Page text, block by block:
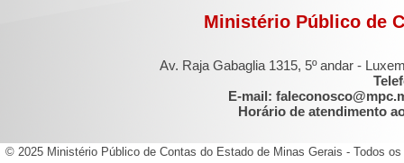
Ministério Público de
Av. Raja Gabaglia 1315, 5º andar -
E-mail:
Horário de atendimento
© 2025 Ministério Público de Contas do Estado de Minas Gerais - Todos